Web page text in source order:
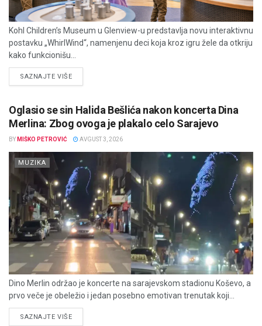
Kohl Children’s Museum u Glenview-u predstavlja novu interaktivnu
postavku „WhirlWind“, namenjenu deci koja kroz igru žele da otkriju
kako funkcionišu...
SAZNAJTE VIŠEDETAILS
Oglasio se sin Halida Bešlića nakon koncerta Dina
Merlina: Zbog ovoga je plakalo celo Sarajevo
BY MIŠKO PETROVIĆ AVGUST 3, 2026
MUZIKA
Dino Merlin održao je koncerte na sarajevskom stadionu Koševo, a
prvo veče je obeležio i jedan posebno emotivan trenutak koji...
SAZNAJTE VIŠEDETAILS